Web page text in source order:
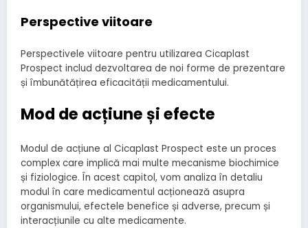
Perspective viitoare
Perspectivele viitoare pentru utilizarea Cicaplast
Prospect includ dezvoltarea de noi forme de prezentare
și îmbunătățirea eficacității medicamentului.
Mod de acțiune și efecte
Modul de acțiune al Cicaplast Prospect este un proces
complex care implică mai multe mecanisme biochimice
și fiziologice. În acest capitol, vom analiza în detaliu
modul în care medicamentul acționează asupra
organismului, efectele benefice și adverse, precum și
interacțiunile cu alte medicamente.